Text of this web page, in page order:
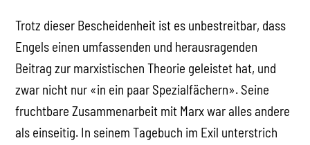
Trotz dieser Bescheidenheit ist es unbestreitbar, dass
Engels einen umfassenden und herausragenden
Beitrag zur marxistischen Theorie geleistet hat, und
zwar nicht nur «in ein paar Spezialfächern». Seine
fruchtbare Zusammenarbeit mit Marx war alles andere
als einseitig. In seinem Tagebuch im Exil unterstrich